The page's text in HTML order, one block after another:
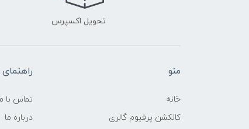
تحویل اکسپرس
منو
خانه
کالکشن پرفیوم گالری
تماس با
درباره ما